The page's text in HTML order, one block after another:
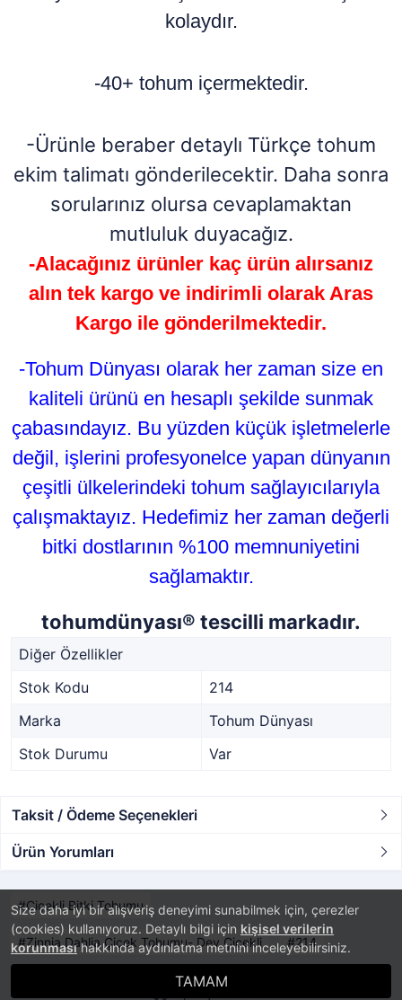
Size daha iyi bir alışveriş deneyimi sunabilmek için, çerezler
(cookies) kullanıyoruz. Detaylı bilgi için kişisel verilerin
korunmasıhakkında aydınlatma metnini inceleyebilirsiniz.
TAMAM
kolaydır.
-40+ tohum içermektedir.
-Ürünle beraber detaylı Türkçe tohum
ekim talimatı gönderilecektir. Daha sonra
sorularınız olursa cevaplamaktan
mutluluk duyacağız.
-Alacağınız ürünler kaç ürün alırsanız
alın tek kargo ve indirimli olarak Aras
Kargo ile gönderilmektedir.
-Tohum Dünyası olarak her zaman size en
kaliteli ürünü en hesaplı şekilde sunmak
çabasındayız. Bu yüzden küçük işletmelerle
değil, işlerini profesyonelce yapan dünyanın
çeşitli ülkelerindeki tohum sağlayıcılarıyla
çalışmaktayız. Hedefimiz her zaman değerli
bitki dostlarının %100 memnuniyetini
sağlamaktır.
tohumdünyası® tescilli markadır.
Diğer Özellikler
Stok Kodu
214
Marka
Tohum Dünyası
Stok Durumu
Var
Taksit / Ödeme Seçenekleri
Ürün Yorumları
Çiçekli Bitki Tohumu
Zinnia Dahlia Çiçek Tohumu- Dev Çiçekli 214